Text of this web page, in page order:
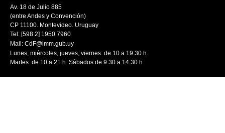
Av. 18 de Julio 885
(entre Andes y Convención)
CP 11100. Montevideo. Uruguay
Tel: [598 2] 1950 7960
Mail: CdF@imm.gub.uy
Lunes, miércoles, jueves, viernes: de 10 a 19.30 h.
Martes: de 10 a 21 h. Sábados de 9.30 a 14.30 h.